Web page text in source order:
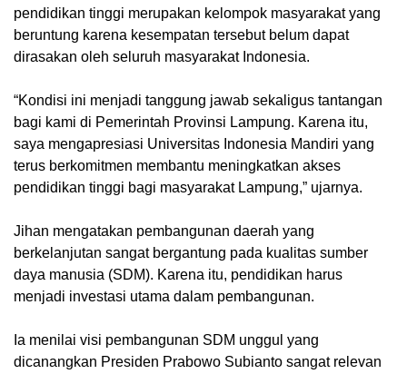
pendidikan tinggi merupakan kelompok masyarakat yang
beruntung karena kesempatan tersebut belum dapat
dirasakan oleh seluruh masyarakat Indonesia.
“Kondisi ini menjadi tanggung jawab sekaligus tantangan
bagi kami di Pemerintah Provinsi Lampung. Karena itu,
saya mengapresiasi Universitas Indonesia Mandiri yang
terus berkomitmen membantu meningkatkan akses
pendidikan tinggi bagi masyarakat Lampung,” ujarnya.
Jihan mengatakan pembangunan daerah yang
berkelanjutan sangat bergantung pada kualitas sumber
daya manusia (SDM). Karena itu, pendidikan harus
menjadi investasi utama dalam pembangunan.
Ia menilai visi pembangunan SDM unggul yang
dicanangkan Presiden Prabowo Subianto sangat relevan